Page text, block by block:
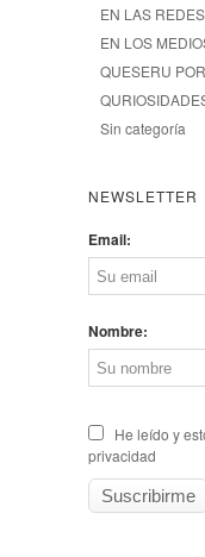
EN LAS REDES
EN LOS
QUESERU
Sin categoría
NEWSLETTER
Email:
Nombre:
He leído y
privacidad